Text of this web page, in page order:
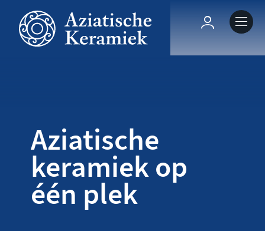
Overslaan
naar
Keramiek in context
Agenda
Aziatische
keramiek op
één plek